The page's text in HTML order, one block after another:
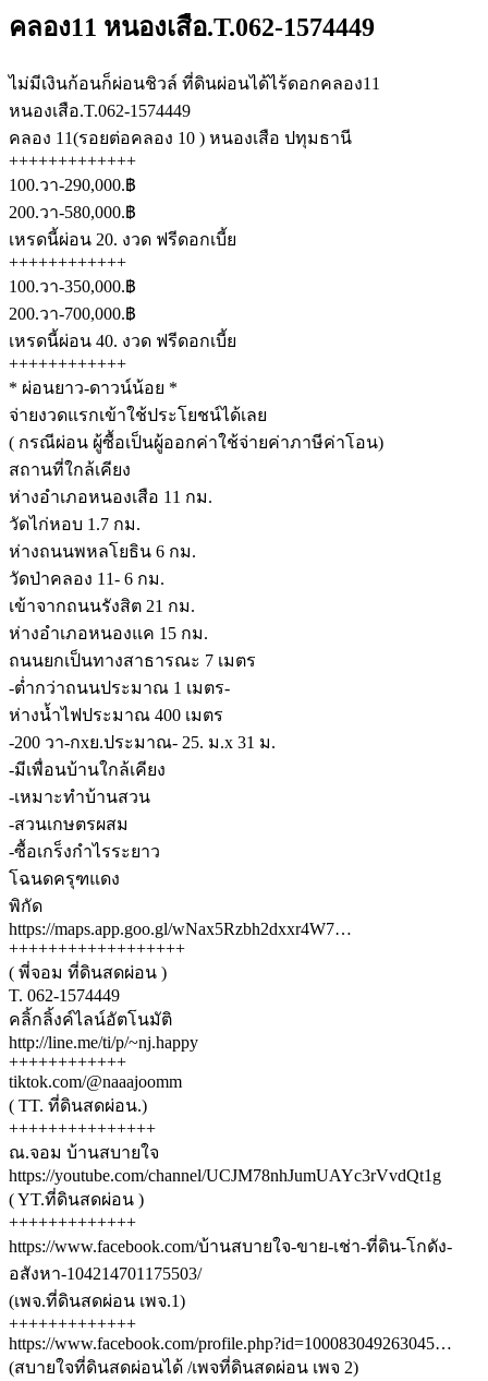
คลอง11 หนองเสือ.T.062-1574449
ไม่มีเงินก้อนก็ผ่อนชิวล์ ที่ดินผ่อนได้ไร้ดอกคลอง11
หนองเสือ.T.062-1574449
คลอง 11(รอยต่อคลอง 10 ) หนองเสือ ปทุมธานี
+++++++++++++
100.วา-290,000.฿
200.วา-580,000.฿
เหรดนี้ผ่อน 20. งวด ฟรีดอกเบี้ย
++++++++++++
100.วา-350,000.฿
200.วา-700,000.฿
เหรดนี้ผ่อน 40. งวด ฟรีดอกเบี้ย
++++++++++++
* ผ่อนยาว-ดาวน์น้อย *
จ่ายงวดแรกเข้าใช้ประโยชน์ได้เลย
( กรณีผ่อน ผู้ซื้อเป็นผู้ออกค่าใช้จ่ายค่าภาษีค่าโอน)
สถานที่ใกล้เคียง
ห่างอำเภอหนองเสือ 11 กม.
วัดไก่หอบ 1.7 กม.
ห่างถนนพหลโยธิน 6 กม.
วัดป่าคลอง 11- 6 กม.
เข้าจากถนนรังสิต 21 กม.
ห่างอำเภอหนองแค 15 กม.
ถนนยกเป็นทางสาธารณะ 7 เมตร
-ต่ำกว่าถนนประมาณ 1 เมตร-
ห่างน้ำไฟประมาณ 400 เมตร
-200 วา-กxย.ประมาณ- 25. ม.x 31 ม.
-มีเพื่อนบ้านใกล้เคียง
-เหมาะทำบ้านสวน
-สวนเกษตรผสม
-ซื้อเกร็งกำไรระยาว
โฉนดครุฑแดง
พิกัด
https://maps.app.goo.gl/wNax5Rzbh2dxxr4W7…
++++++++++++++++++
( พี่จอม ที่ดินสดผ่อน )
T. 062-1574449
คลิ้กลิ้งค์ไลน์อัตโนมัติ
http://line.me/ti/p/~nj.happy
++++++++++++
tiktok.com/@naaajoomm
( TT. ที่ดินสดผ่อน.)
+++++++++++++++
ณ.จอม บ้านสบายใจ
https://youtube.com/channel/UCJM78nhJumUAYc3rVvdQt1g
( YT.ที่ดินสดผ่อน )
+++++++++++++
https://www.facebook.com/บ้านสบายใจ-ขาย-เช่า-ที่ดิน-โกดัง-
อสังหา-104214701175503/
(เพจ.ที่ดินสดผ่อน เพจ.1)
+++++++++++++
https://www.facebook.com/profile.php?id=100083049263045…
(สบายใจที่ดินสดผ่อนได้ /เพจที่ดินสดผ่อน เพจ 2)